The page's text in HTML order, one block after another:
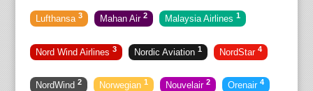
Lufthansa 3 Mahan Air 2 Malaysia Airlines 1
Nord Wind Airlines 3 Nordic Aviation 1 NordStar 4
NordWind 2 Norwegian 1 Nouvelair 2 Orenair 4